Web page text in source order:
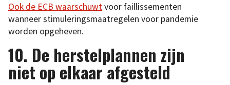
Ook de ECB waarschuwtvoor faillissementen
wanneer stimuleringsmaatregelen voor pandemie
worden opgeheven.
10. De herstelplannen zijn
niet op elkaar afgesteld